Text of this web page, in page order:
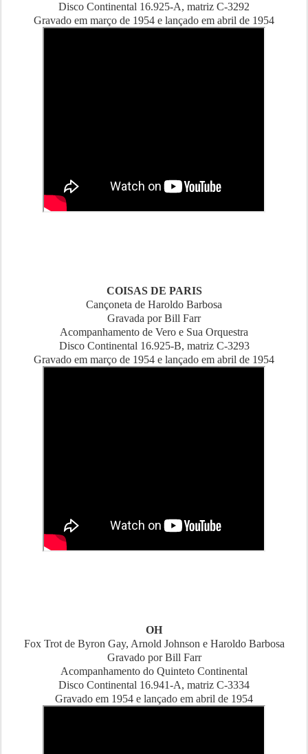
Disco Continental 16.925-A, matriz C-3292
Gravado em março de 1954 e lançado em abril de 1954
COISAS DE PARIS
Cançoneta de Haroldo Barbosa
Gravada por Bill Farr
Acompanhamento de Vero e Sua Orquestra
Disco Continental 16.925-B, matriz C-3293
Gravado em março de 1954 e lançado em abril de 1954
OH
Fox Trot de Byron Gay, Arnold Johnson e Haroldo Barbosa
Gravado por Bill Farr
Acompanhamento do Quinteto Continental
Disco Continental 16.941-A, matriz C-3334
Gravado em 1954 e lançado em abril de 1954